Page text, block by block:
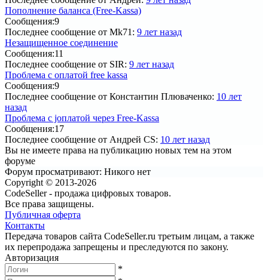
Пополнение баланса (Free-Kassa)
Сообщения:9
Последнее сообщение от Mk71: 9 лет назад
Незащищенное соединение
Сообщения:11
Последнее сообщение от SIR: 9 лет назад
Проблема с оплатой free kassa
Сообщения:9
Последнее сообщение от Константин Плюваченко: 10 лет
назад
Проблема с jоплатой через Free-Kassa
Сообщения:17
Последнее сообщение от Андрей CS: 10 лет назад
Вы не имеете права на публикацию новых тем на этом
форуме
Форум просматривают: Никого нет
Copyright © 2013-2026
CodeSeller - продажа цифровых товаров.
Все права защищены.
Публичная оферта
Контакты
Передача товаров сайта CodeSeller.ru третьим лицам, а также
их перепродажа запрещены и преследуются по закону.
Авторизация
*